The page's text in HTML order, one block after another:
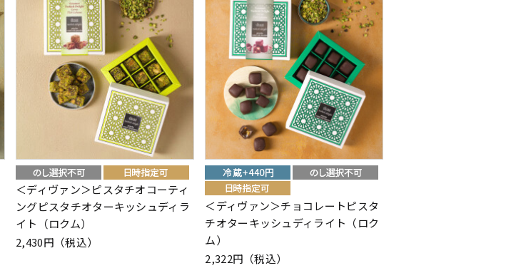
＜ディヴァン＞ピスタチオコーティ
ングピスタチオターキッシュディラ
イト（ロクム）
2,430円（税込）
＜ディヴァン＞チョコレートピスタ
チオターキッシュディライト（ロク
ム）
2,322円（税込）